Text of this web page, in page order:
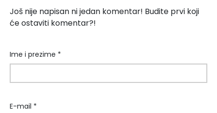
Još nije napisan ni jedan komentar! Budite prvi koji
će ostaviti komentar?!
Ime i prezime *
E-mail *